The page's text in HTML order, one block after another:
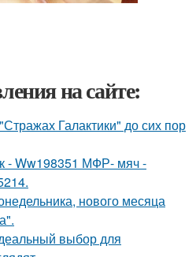
на сайте:
Галактики" до сих пор
- Ww198351 МФР- мяч -
нового месяца
выбор для